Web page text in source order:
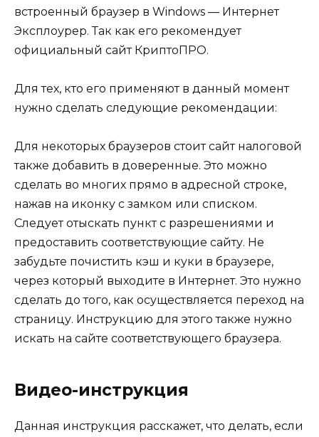
встроенный браузер в Windows — Интернет
Эксплоурер. Так как его рекомендует
официальный сайт КриптоПРО.
Для тех, кто его применяют в данный момент
нужно сделать следующие рекомендации:
Для некоторых браузеров стоит сайт налоговой
также добавить в доверенные. Это можно
сделать во многих прямо в адресной строке,
нажав на иконку с замком или списком.
Следует отыскать пункт с разрешениями и
предоставить соответствующие сайту. Не
забудьте почистить кэш и куки в браузере,
через который выходите в Интернет. Это нужно
сделать до того, как осуществляется переход на
страницу. Инструкцию для этого также нужно
искать на сайте соответствующего браузера.
Видео-инструкция
Данная инструкция расскажет, что делать, если